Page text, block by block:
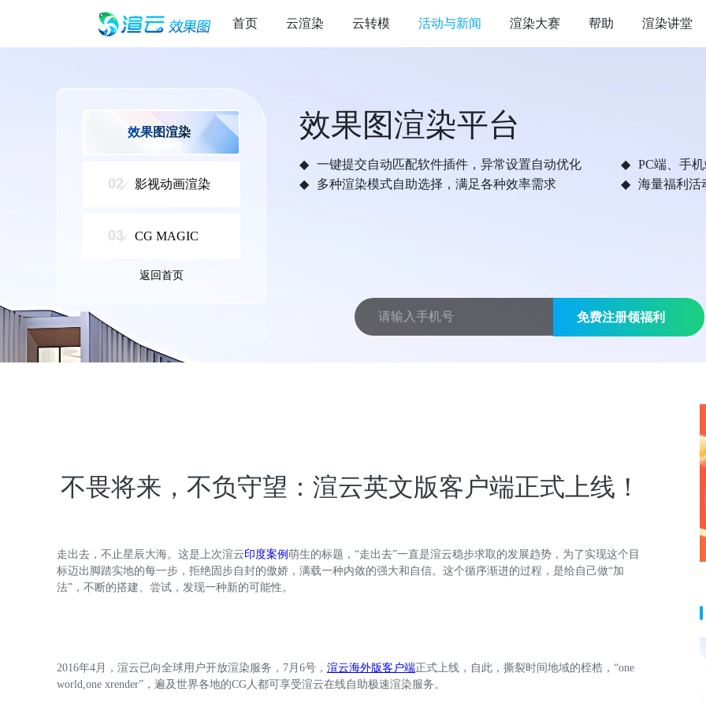
首页 云渲染 云转模 活动与新闻 渲染大赛 帮助 渲染讲堂
效果图渲染
影视动画渲染
CG MAGIC
返回首页
效果图渲染平台
一键提交自动匹配软件插件，异常设置自动优化
PC端、手
多种渲染模式自助选择，满足各种效率需求
海量福利活
免费注册领福利
不畏将来，不负守望：渲云英文版客户端正式上线！
走出去，不止星辰大海。这是上次渲云印度案例 萌生的标题，“走出去”一直是渲云稳步求取的发展趋势，为了实现这个目
标迈出脚踏实地的每一步，拒绝固步自封的傲娇，满载一种内敛的强大和自信。这个循序渐进的过程，是给自己做“加
法”，不断的搭建、尝试，发现一种新的可能性。
2016年4月，渲云已向全球用户开放渲染服务，7月6号， 渲云海外版客户端正式上线，自此，撕裂时间地域的桎梏，“one
world,one xrender”，遍及世界各地的CG人都可享受渲云在线自助极速渲染服务。